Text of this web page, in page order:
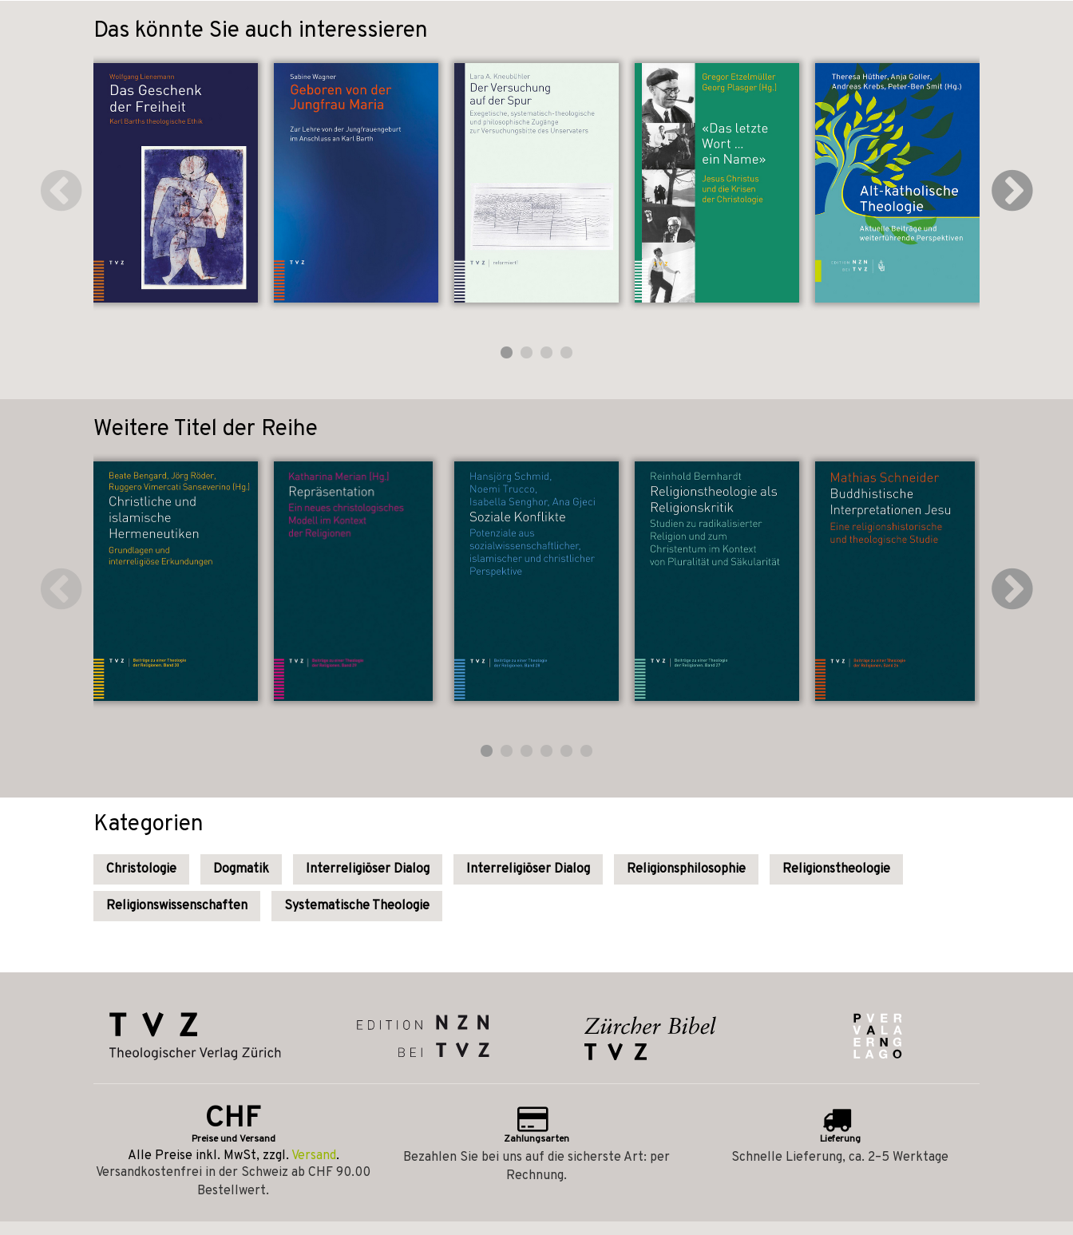
Das könnte Sie auch interessieren
Weitere Titel der Reihe
Kategorien
Christologie Dogmatik Interreligiöser Dialog Interreligiöser Dialog Religionsphilosophie Religionstheologie
Religionswissenschaften Systematische Theologie
CHF
Preise und Versand
Alle Preise inkl. MwSt, zzgl. Versand.
Versandkostenfrei in der Schweiz ab CHF 90.00
Bestellwert.
Zahlungsarten
Bezahlen Sie bei uns auf die sicherste Art: per
Rechnung.
Lieferung
Schnelle Lieferung, ca. 2–5 Werktage